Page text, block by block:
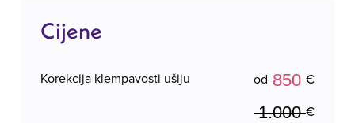
Cijene
Korekcija klempavosti ušiju
1.000€
od 850 €